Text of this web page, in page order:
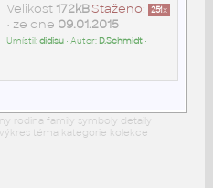
Staženo: 251x
Velikost 172kB
• ze dne 09.01.2015
Umístil:didisu• Autor: D.Schmidt•
rodina family symboly detaily
téma kategorie kolekce